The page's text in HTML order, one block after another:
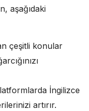
aşağıdaki
çeşitli konular
İngilizce
artırır.